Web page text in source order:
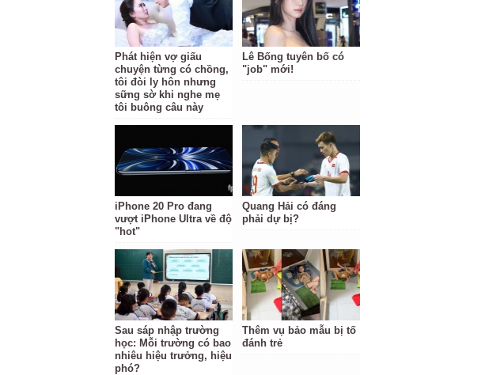
Phát hiện vợ giấu
chuyện từng có chồng,
tôi đòi ly hôn nhưng
sững sờ khi nghe mẹ
tôi buông câu này
Lê Bống tuyên bố có
"job" mới!
iPhone 20 Pro đang
vượt iPhone Ultra về độ
"hot"
Quang Hải có đáng
phải dự bị?
Sau sáp nhập trường
học: Mỗi trường có bao
nhiêu hiệu trưởng, hiệu
phó?
Thêm vụ bảo mẫu bị tố
đánh trẻ